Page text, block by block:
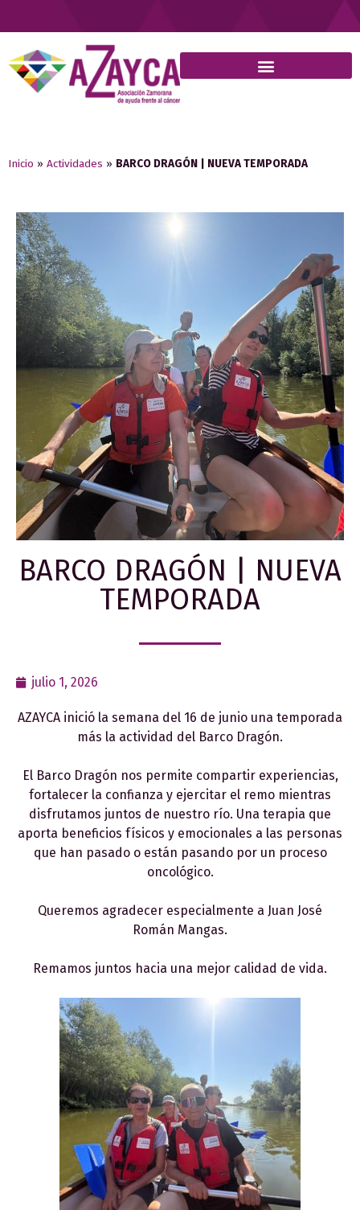
Inicio » Actividades » BARCO DRAGÓN | NUEVA TEMPORADA
BARCO DRAGÓN | NUEVA
TEMPORADA
julio 1, 2026
AZAYCA inició la semana del 16 de junio una temporada
más la actividad del Barco Dragón.
El Barco Dragón nos permite compartir experiencias,
fortalecer la confianza y ejercitar el remo mientras
disfrutamos juntos de nuestro río. Una terapia que
aporta beneficios físicos y emocionales a las personas
que han pasado o están pasando por un proceso
oncológico.
Queremos agradecer especialmente a Juan José
Román Mangas.
Remamos juntos hacia una mejor calidad de vida.